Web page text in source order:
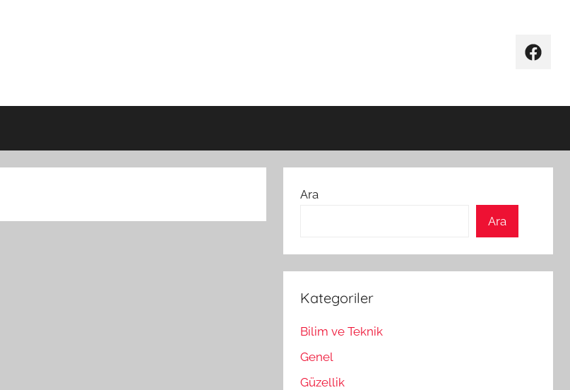
Ara
Ara
Kategoriler
Bilim ve Teknik
Genel
Güzellik